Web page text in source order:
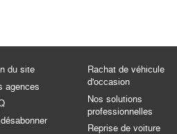
du site
agences
Rachat de véhicule
d'occasion
Nos solutions
professionnelles
Reprise de voiture